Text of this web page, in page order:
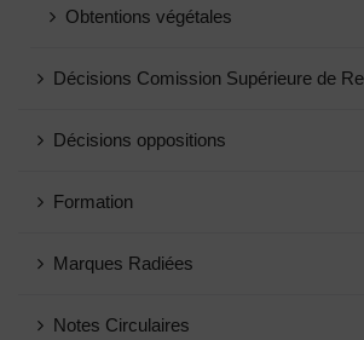
Obtentions végétales
Décisions Comission Supérieure de
Décisions oppositions
Formation
Marques Radiées
Notes Circulaires